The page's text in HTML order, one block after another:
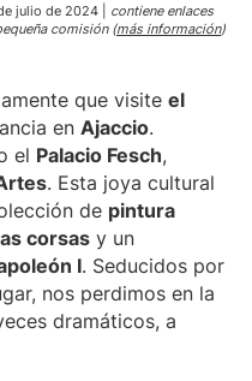
julio de 2024
contiene enlaces
comisión (más información)
que visite el
en Ajaccio.
el Palacio Fesch,
. Esta joya cultural
de pintura
corsas y un
I. Seducidos por
nos perdimos en la
dramáticos, a